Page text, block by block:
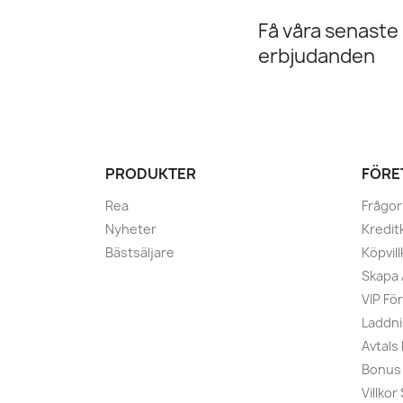
Få våra
erbjudanden
PRODUKTER
Rea
Nyheter
Bästsäljare
Skapa
VIP
Avtals
Villkor